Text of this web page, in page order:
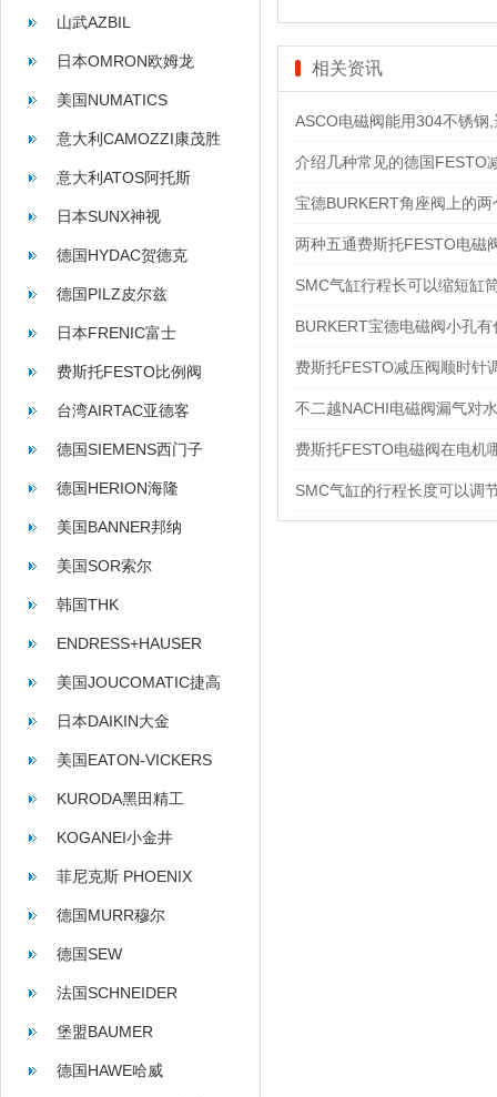
飞利
山武AZBIL
日本OMRON欧姆龙
美国NUMATICS
意大利CAMOZZI康茂胜
意大利ATOS阿托斯
日本SUNX神视
德国HYDAC贺德克
德国PILZ皮尔兹
日本FRENIC富士
费斯托FESTO比例阀
台湾AIRTAC亚德客
德国SIEMENS西门子
德国HERION海隆
美国BANNER邦纳
美国SOR索尔
韩国THK
ENDRESS+HAUSER
美国JOUCOMATIC捷高
日本DAIKIN大金
美国EATON-VICKERS
KURODA黑田精工
KOGANEI小金井
菲尼克斯 PHOENIX
CONTACT
德国MURR穆尔
德国SEW
法国SCHNEIDER
堡盟BAUMER
德国HAWE哈威
相关资讯
ASCO电磁阀能用304不锈钢
介绍几种常见的德国FESTO
宝德BURKERT角座阀上的
两种五通费斯托FESTO电磁
SMC气缸行程长可以缩短缸
BURKERT宝德电磁阀小孔有
费斯托FESTO减压阀顺时针
不二越NACHI电磁阀漏气对
费斯托FESTO电磁阀在电机
SMC气缸的行程长度可以调